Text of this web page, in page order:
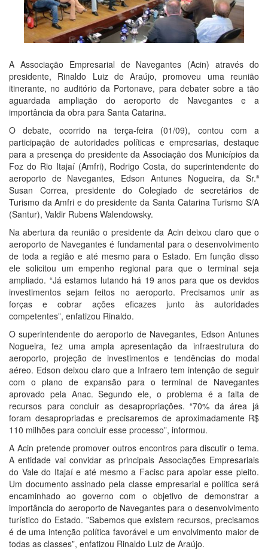
A Associação Empresarial de Navegantes (Acin) através do
presidente, Rinaldo Luiz de Araújo, promoveu uma reunião
itinerante, no auditório da Portonave, para debater sobre a tão
aguardada ampliação do aeroporto de Navegantes e a
importância da obra para Santa Catarina.
O debate, ocorrido na terça-feira (01/09), contou com a
participação de autoridades políticas e empresarias, destaque
para a presença do presidente da Associação dos Municípios da
Foz do Rio Itajaí (Amfri), Rodrigo Costa, do superintendente do
aeroporto de Navegantes, Edson Antunes Nogueira, da Sr.ª
Susan Correa, presidente do Colegiado de secretários de
Turismo da Amfri e do presidente da Santa Catarina Turismo S/A
(Santur), Valdir Rubens Walendowsky.
Na abertura da reunião o presidente da Acin deixou claro que o
aeroporto de Navegantes é fundamental para o desenvolvimento
de toda a região e até mesmo para o Estado. Em função disso
ele solicitou um empenho regional para que o terminal seja
ampliado. “Já estamos lutando há 19 anos para que os devidos
investimentos sejam feitos no aeroporto. Precisamos unir as
forças e cobrar ações eficazes junto às autoridades
competentes”, enfatizou Rinaldo.
O superintendente do aeroporto de Navegantes, Edson Antunes
Nogueira, fez uma ampla apresentação da infraestrutura do
aeroporto, projeção de investimentos e tendências do modal
aéreo. Edson deixou claro que a Infraero tem intenção de seguir
com o plano de expansão para o terminal de Navegantes
aprovado pela Anac. Segundo ele, o problema é a falta de
recursos para concluir as desapropriações. “70% da área já
foram desapropriadas e precisaremos de aproximadamente R$
110 milhões para concluir esse processo”, informou.
A Acin pretende promover outros encontros para discutir o tema.
A entidade vai convidar as principais Associações Empresariais
do Vale do Itajaí e até mesmo a Facisc para apoiar esse pleito.
Um documento assinado pela classe empresarial e política será
encaminhado ao governo com o objetivo de demonstrar a
importância do aeroporto de Navegantes para o desenvolvimento
turístico do Estado. ”Sabemos que existem recursos, precisamos
é de uma intenção política favorável e um envolvimento maior de
todas as classes”, enfatizou Rinaldo Luiz de Araújo.